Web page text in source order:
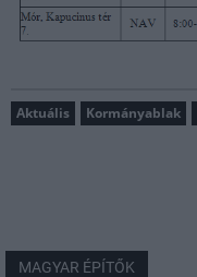
Aktuális Kormányablak
MAGYAR ÉPÍTŐK